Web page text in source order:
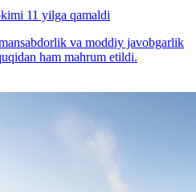
11 yilga qamaldi
va moddiy javobgarlik
ham mahrum etildi.